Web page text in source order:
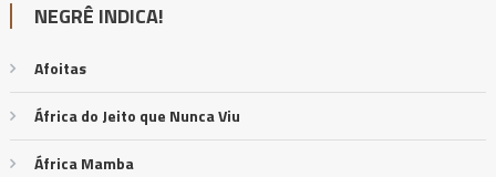
NEGRÊ INDICA!
Afoitas
África do Jeito que Nunca Viu
África Mamba